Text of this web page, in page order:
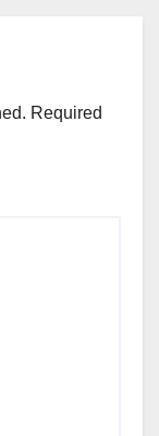
Required